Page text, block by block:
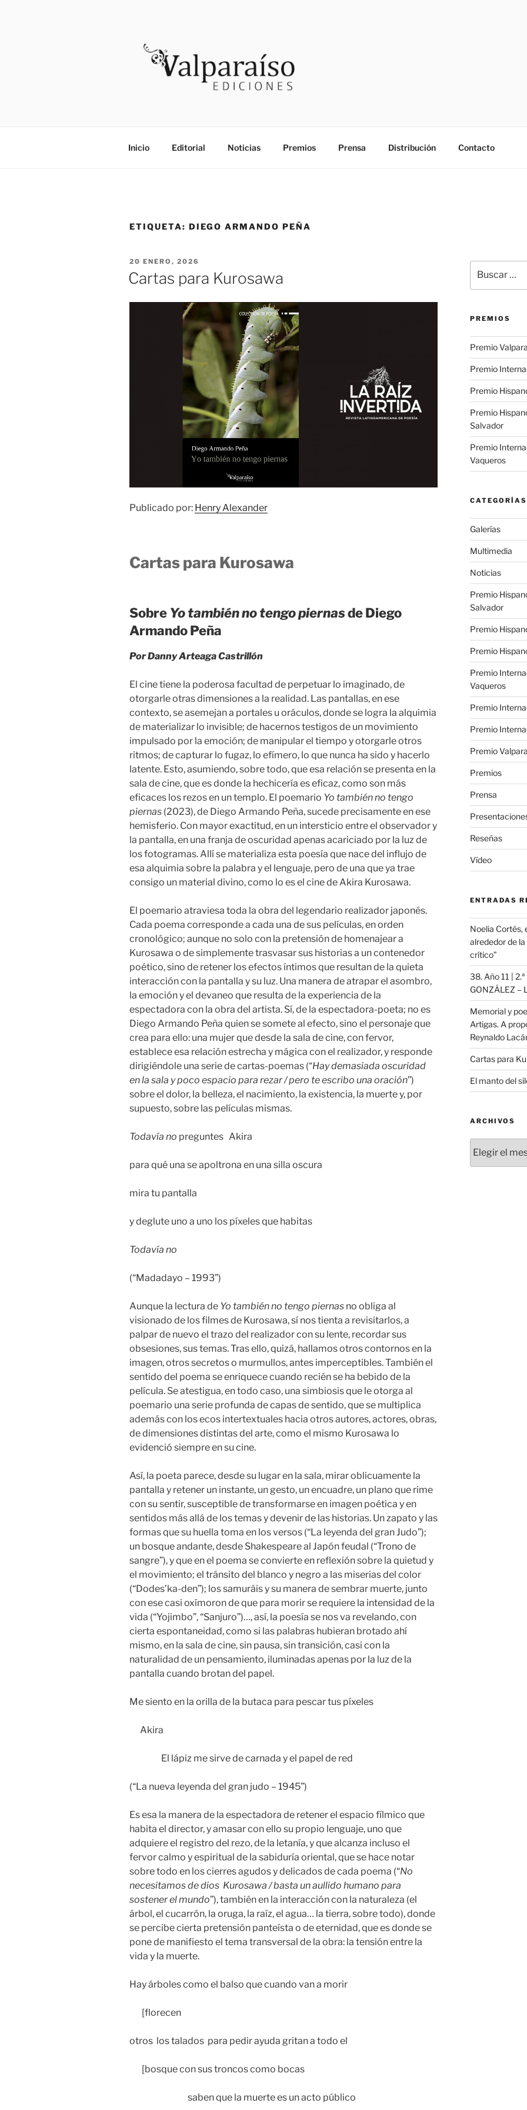
VALPARAISO EDICIONES
Inicio Editorial Noticias Premios Prensa Distribución Contacto
ETIQUETA: DIEGO ARMANDO PEÑA
PUBLICADO
EL
20 ENERO, 2026
Cartas para Kurosawa
Publicado por: Henry Alexander
Cartas para Kurosawa
Sobre Yo también no tengo piernasde Diego
Armando Peña
Por Danny Arteaga Castrillón
El cine tiene la poderosa facultad de perpetuar lo imaginado, de
otorgarle otras dimensiones a la realidad. Las pantallas, en ese
contexto, se asemejan a portales u oráculos, donde se logra la alquimia
de materializar lo invisible; de hacernos testigos de un movimiento
impulsado por la emoción; de manipular el tiempo y otorgarle otros
ritmos; de capturar lo fugaz, lo efímero, lo que nunca ha sido y hacerlo
latente. Esto, asumiendo, sobre todo, que esa relación se presenta en la
sala de cine, que es donde la hechicería es eficaz, como son más
eficaces los rezos en un templo. El poemario Yo también no tengo
piernas (2023), de Diego Armando Peña, sucede precisamente en ese
hemisferio. Con mayor exactitud, en un intersticio entre el observador y
la pantalla, en una franja de oscuridad apenas acariciado por la luz de
los fotogramas. Allí se materializa esta poesía que nace del influjo de
esa alquimia sobre la palabra y el lenguaje, pero de una que ya trae
consigo un material divino, como lo es el cine de Akira Kurosawa.
El poemario atraviesa toda la obra del legendario realizador japonés.
Cada poema corresponde a cada una de sus películas, en orden
cronológico; aunque no solo con la pretensión de homenajear a
Kurosawa o de simplemente trasvasar sus historias a un contenedor
poético, sino de retener los efectos íntimos que resultan de la quieta
interacción con la pantalla y su luz. Una manera de atrapar el asombro,
la emoción y el devaneo que resulta de la experiencia de la
espectadora con la obra del artista. Sí, de la espectadora-poeta; no es
Diego Armando Peña quien se somete al efecto, sino el personaje que
crea para ello: una mujer que desde la sala de cine, con fervor,
establece esa relación estrecha y mágica con el realizador, y responde
dirigiéndole una serie de cartas-poemas (“Hay demasiada oscuridad
en la sala y poco espacio para rezar / pero te escribo una oración”)
sobre el dolor, la belleza, el nacimiento, la existencia, la muerte y, por
supuesto, sobre las películas mismas.
Todavía no preguntes Akira
para qué una se apoltrona en una silla oscura
mira tu pantalla
y deglute uno a uno los píxeles que habitas
Todavía no
(“Madadayo – 1993”)
Aunque la lectura de Yo también no tengo piernas no obliga al
visionado de los filmes de Kurosawa, sí nos tienta a revisitarlos, a
palpar de nuevo el trazo del realizador con su lente, recordar sus
obsesiones, sus temas. Tras ello, quizá, hallamos otros contornos en la
imagen, otros secretos o murmullos, antes imperceptibles. También el
sentido del poema se enriquece cuando recién se ha bebido de la
película. Se atestigua, en todo caso, una simbiosis que le otorga al
poemario una serie profunda de capas de sentido, que se multiplica
además con los ecos intertextuales hacia otros autores, actores, obras,
de dimensiones distintas del arte, como el mismo Kurosawa lo
evidenció siempre en su cine.
Así, la poeta parece, desde su lugar en la sala, mirar oblicuamente la
pantalla y retener un instante, un gesto, un encuadre, un plano que rime
con su sentir, susceptible de transformarse en imagen poética y en
sentidos más allá de los temas y devenir de las historias. Un zapato y las
formas que su huella toma en los versos (“La leyenda del gran Judo”);
un bosque andante, desde Shakespeare al Japón feudal (“Trono de
sangre”), y que en el poema se convierte en reflexión sobre la quietud y
el movimiento; el tránsito del blanco y negro a las miserias del color
(“Dodes’ka-den”); los samuráis y su manera de sembrar muerte, junto
con ese casi oxímoron de que para morir se requiere la intensidad de la
vida (“Yojimbo”, “Sanjuro”)…, así, la poesía se nos va revelando, con
cierta espontaneidad, como si las palabras hubieran brotado ahí
mismo, en la sala de cine, sin pausa, sin transición, casi con la
naturalidad de un pensamiento, iluminadas apenas por la luz de la
pantalla cuando brotan del papel.
Me siento en la orilla de la butaca para pescar tus píxeles
Akira
El lápiz me sirve de carnada y el papel de red
(“La nueva leyenda del gran judo – 1945”)
Es esa la manera de la espectadora de retener el espacio fílmico que
habita el director, y amasar con ello su propio lenguaje, uno que
adquiere el registro del rezo, de la letanía, y que alcanza incluso el
fervor calmo y espiritual de la sabiduría oriental, que se hace notar
sobre todo en los cierres agudos y delicados de cada poema (“No
necesitamos de dios Kurosawa / basta un aullido humano para
sostener el mundo”), también en la interacción con la naturaleza (el
árbol, el cucarrón, la oruga, la raíz, el agua… la tierra, sobre todo), donde
se percibe cierta pretensión panteísta o de eternidad, que es donde se
pone de manifiesto el tema transversal de la obra: la tensión entre la
vida y la muerte.
Hay árboles como el balso que cuando van a morir
[florecen
otros los talados para pedir ayuda gritan a todo el
[bosque con sus troncos como bocas
saben que la muerte es un acto público
por:
PREMIOS
Premio
Premio
Premio
Premio
Salvador
Premio
Vaqueros
CATEGORÍAS
Galerías
Multimedia
Noticias
Premio
Salvador
Premio
Premio
Premio
Vaqueros
Premio
Premio
Premio
Premios
Prensa
Reseñas
Vídeo
ENTRADAS
Noelia Cortés,
alrededor de
crítico”
38. Año 11 |
GONZÁLEZ –
Memorial y
Artigas. A
Reynaldo
Cartas para
El manto del
ARCHIVOS